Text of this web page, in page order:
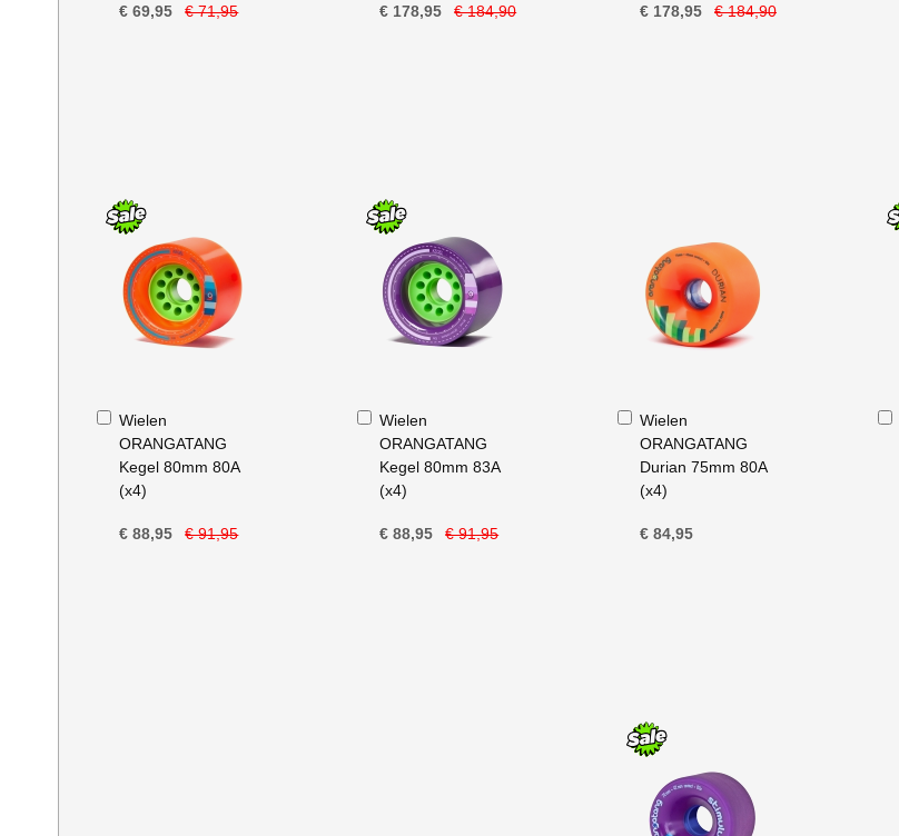
€ 69,95 € 71,95 € 178,95 € 184,90 € 178,95 € 184,90
Wielen
ORANGATANG
Kegel 80mm 80A
(x4)
€ 88,95 € 91,95
In
Winkelwagen
Wielen
ORANGATANG
Kegel 80mm 83A
(x4)
€ 88,95 € 91,95
In
Winkelwagen
Wielen
ORANGATANG
Durian 75mm 80A
(x4)
€ 84,95
In
Winkelwagen